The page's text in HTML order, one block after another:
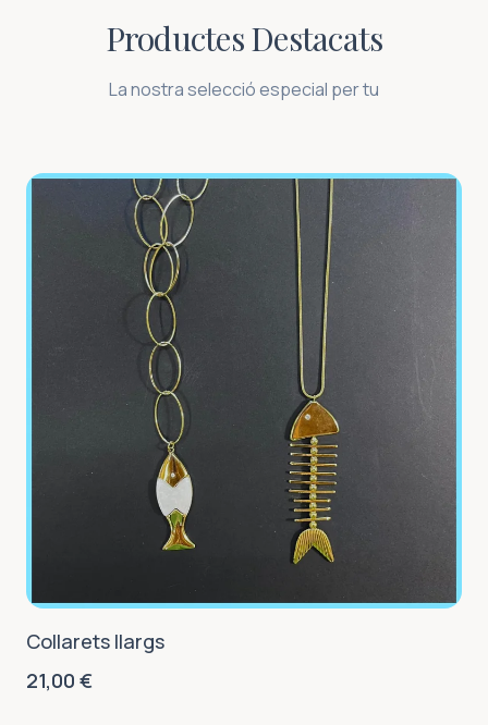
Productes Destacats
La nostra selecció especial per tu
Collarets llargs
21,00 €